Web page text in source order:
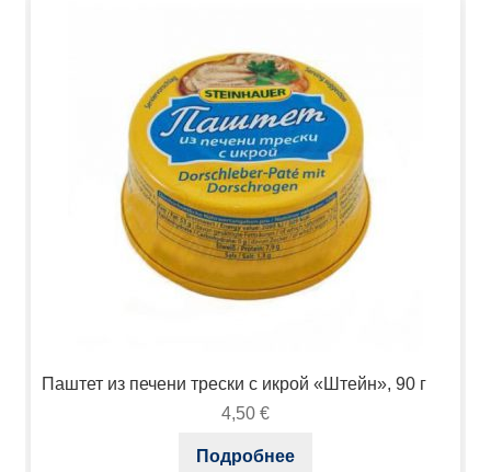
Паштет из печени трески с икрой «Штейн», 90 г
4,50 €
Подробнее